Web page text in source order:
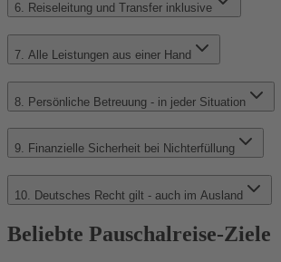
6. Reiseleitung und Transfer inklusive
7. Alle Leistungen aus einer Hand
8. Persönliche Betreuung - in jeder Situation
9. Finanzielle Sicherheit bei Nichterfüllung
10. Deutsches Recht gilt - auch im Ausland
Beliebte Pauschalreise-Ziele